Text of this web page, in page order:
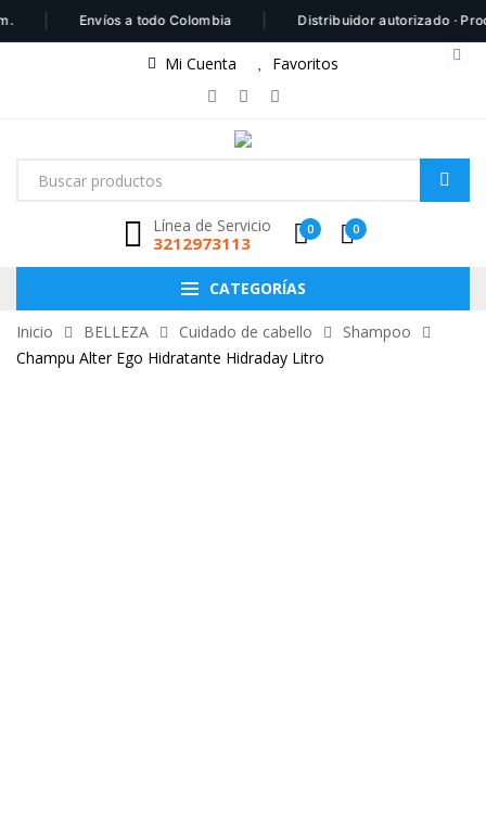
Envíos a todo Colombia Distribuidor autorizado ·
Mi Cuenta Favoritos
Línea de Servicio
3212973113
0 0
CATEGORÍAS
Inicio BELLEZA Cuidado de cabello
Shampoo
Champu Alter Ego Hidratante Hidraday Litro